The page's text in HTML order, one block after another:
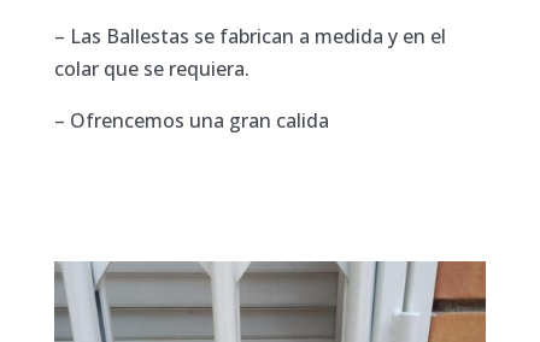
– Las Ballestas se fabrican a medida y en el
colar que se requiera.
– Ofrencemos una gran calida